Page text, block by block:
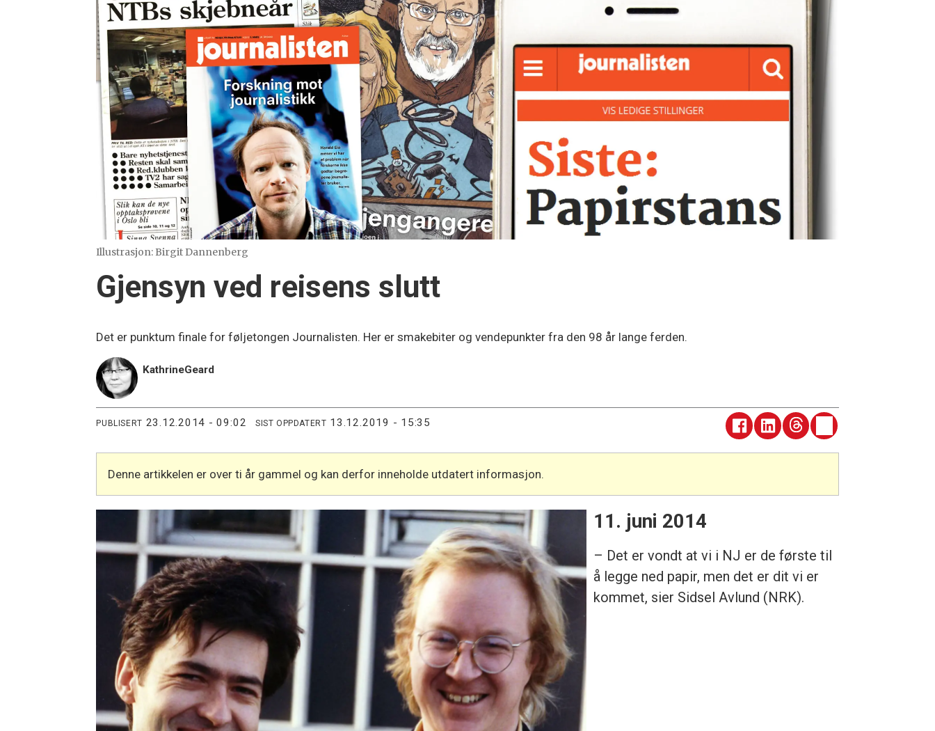
Illustrasjon: Birgit Dannenberg
Gjensyn ved reisens slutt
Det er punktum finale for føljetongen Journalisten. Her er smakebiter og vendepunkter fra den 98 år lange ferden.
KathrineGeard
PUBLISERT 23.12.2014 - 09:02 SIST OPPDATERT 13.12.2019 - 15:35
Denne artikkelen er over ti år gammel og kan derfor inneholde utdatert informasjon.
11. juni 2014
– Det er vondt at vi i NJ er de første til
å legge ned papir, men det er dit vi er
kommet, sier Sidsel Avlund (NRK).